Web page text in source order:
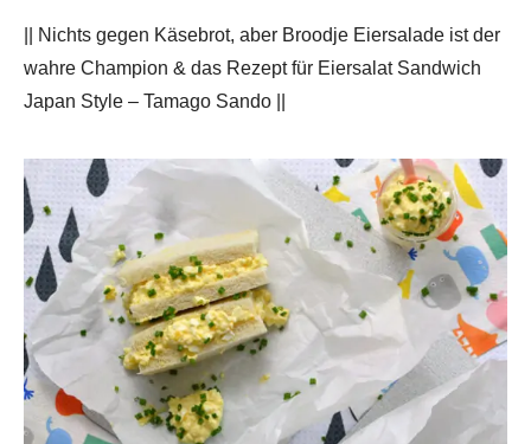
|| Nichts gegen Käsebrot, aber Broodje Eiersalade ist der
wahre Champion & das Rezept für Eiersalat Sandwich
Japan Style – Tamago Sando ||